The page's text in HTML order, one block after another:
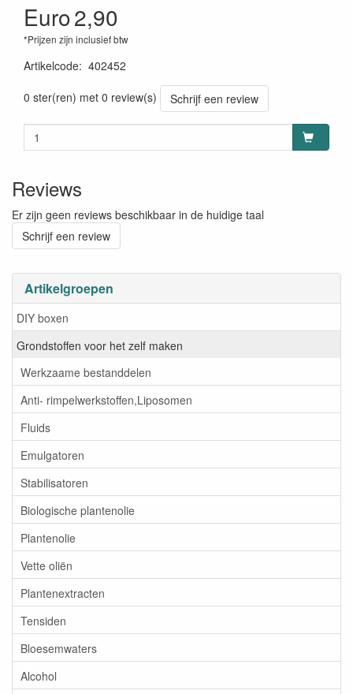
Artikelgroepen
DIY boxen
Grondstoffen voor het zelf maken
Werkzaame bestanddelen
Anti- rimpelwerkstoffen,Liposomen
Fluids
Emulgatoren
Stabilisatoren
Biologische plantenolie
Plantenolie
Vette oliën
Plantenextracten
Tensiden
Bloesemwaters
Alcohol
Euro2,90
*Prijzen zijn inclusief btw
Artikelcode: 402452
0 ster(ren) met 0 review(s)
Schrijf een review
Reviews
Er zijn geen reviews beschikbaar in de huidige taal
Schrijf een review